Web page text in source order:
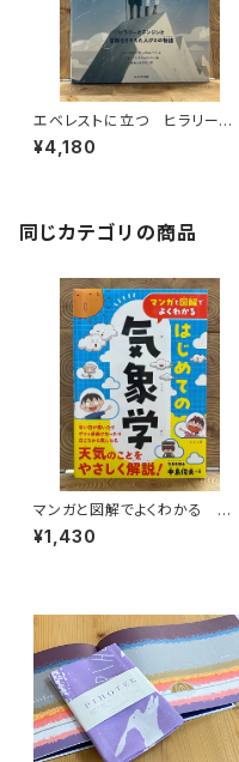
エベレストに立つ ヒラリーと
テンジンと冒険をささえた人び
との物語
¥4,180
同じカテゴリの商品
マンガと図解でよくわかる はじ
めての気象学
¥1,430